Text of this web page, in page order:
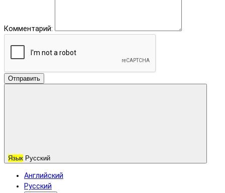
Комментарий:
Отправить
Язык Русский
Английский
Русский